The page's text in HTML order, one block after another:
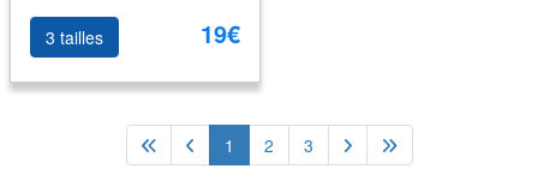
3 tailles 19€
1 2 3